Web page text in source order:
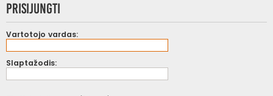
Prisijungti
Vartotojo vardas:
Slaptažodis: